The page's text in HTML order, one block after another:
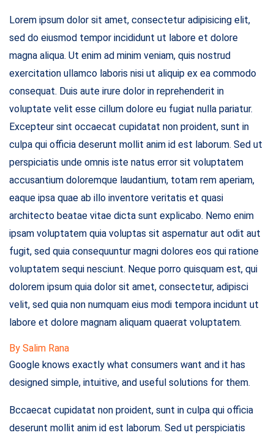
Lorem ipsum dolor sit amet, consectetur adipisicing elit,
sed do eiusmod tempor incididunt ut labore et dolore
magna aliqua. Ut enim ad minim veniam, quis nostrud
exercitation ullamco laboris nisi ut aliquip ex ea commodo
consequat. Duis aute irure dolor in reprehenderit in
voluptate velit esse cillum dolore eu fugiat nulla pariatur.
Excepteur sint occaecat cupidatat non proident, sunt in
culpa qui officia deserunt mollit anim id est laborum. Sed ut
perspiciatis unde omnis iste natus error sit voluptatem
accusantium doloremque laudantium, totam rem aperiam,
eaque ipsa quae ab illo inventore veritatis et quasi
architecto beatae vitae dicta sunt explicabo. Nemo enim
ipsam voluptatem quia voluptas sit aspernatur aut odit aut
fugit, sed quia consequuntur magni dolores eos qui ratione
voluptatem sequi nesciunt. Neque porro quisquam est, qui
dolorem ipsum quia dolor sit amet, consectetur, adipisci
velit, sed quia non numquam eius modi tempora incidunt ut
labore et dolore magnam aliquam quaerat voluptatem.
By Salim Rana
Google knows exactly what consumers want and it has
designed simple, intuitive, and useful solutions for them.
Bccaecat cupidatat non proident, sunt in culpa qui officia
deserunt mollit anim id est laborum. Sed ut perspiciatis